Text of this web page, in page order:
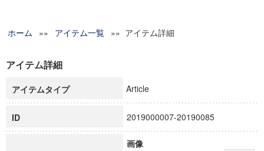
グローバルリサーチインスティテュート
科学研究費補助金研究成果報告書
慶應義塾大学グローバルCOEプログラム市民社会ガバナンス
慶應義塾大学グローバルCOEプログラム論理と感性の先端的
博士課程教育リーディングプログラム「超成熟社会発展のサ
学術雑誌掲載論文等(8)
ホーム »» アイテム一覧 »» アイテム詳細
アイテム詳細
アイテムタイプ Article
ID 2019000007-20190085
画像